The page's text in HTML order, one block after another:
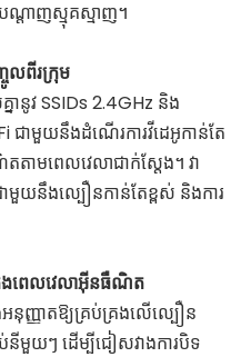
តាញស្មុគស្មាញ។
ចូល​ពីរ​ក្រុម
នានូវ SSIDs 2.4GHz និង
ាមួយនឹងដំណើរការវីដេអូកាន់តែ
ាមពេលវេលាជាក់ស្តែង។ វា
មួយនឹងល្បឿនកាន់តែខ្ពស់ និងការ
រងពេលវេលាអ៊ីនធឺណិត
អនុញ្ញាតឱ្យគ្រប់គ្រងលើល្បឿន
មួយៗ ដើម្បីជៀសវាងការបិទ